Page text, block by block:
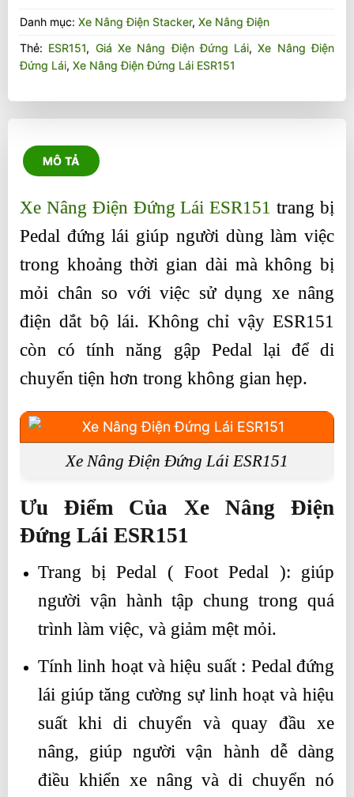
Danh mục: Xe Nâng Điện Stacker, Xe Nâng Điện
Thẻ: ESR151, Giá Xe Nâng Điện Đứng Lái,Xe Nâng Điện
Đứng Lái, Xe Nâng Điện Đứng Lái ESR151
MÔ TẢ
Xe Nâng Điện Đứng Lái ESR151 trang bị
Pedal đứng lái giúp người dùng làm việc
trong khoảng thời gian dài mà không bị
mỏi chân so với việc sử dụng xe nâng
điện dắt bộ lái. Không chỉ vậy ESR151
còn có tính năng gập Pedal lại để di
chuyển tiện hơn trong không gian hẹp.
Xe Nâng Điện Đứng Lái ESR151
Ưu Điểm Của Xe Nâng Điện
Đứng Lái ESR151
Trang bị Pedal ( Foot Pedal ): giúp
người vận hành tập chung trong quá
trình làm việc, và giảm mệt mỏi.
Tính linh hoạt và hiệu suất : Pedal đứng
lái giúp tăng cường sự linh hoạt và hiệu
suất khi di chuyển và quay đầu xe
nâng, giúp người vận hành dễ dàng
điều khiển xe nâng và di chuyển nó